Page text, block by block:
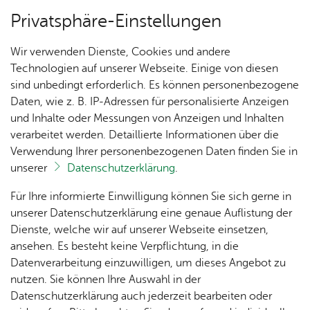
Über­sicht Bür­ger & Stadt
Rat­
haus &
Bür­
ger­
ser­vice
Rat­
häu­ser
Nach­
rich­
ten,
Vi­de­os
& Bil­
der
Me­di­
Jobs
Stel­
len­an­
ge­bo­te
Aus­bil­
dung &
Stu­di­
Bauen
& Um­
welt
Geo­
da­ten
Ge­
sund­
heit &
kum
Wirt­schaft & Mo­bi­li­tät
Vor­le­sen
Be­woh­ner­par­ken
Es gibt mehrere Bewohnerparkgebiete mit
Anwohnerparkplätzen in Friedrichshafen, in
denen mit Bewohnerparkausweis das Parken zu
gewissen Zeiten oder in Einzelfällen erlaubt ist.
Der Bewohnerparkausweis garantiert zwar
keinen festen Stellplatz, soll aber einen Stellplatz
Privatsphäre-Einstellungen
Wir verwenden Dienste, Cookies und andere
Technologien auf unserer Webseite. Einige von diesen
sind unbedingt erforderlich. Es können personenbezogene
Daten, wie z. B. IP-Adressen für personalisierte Anzeigen
und Inhalte oder Messungen von Anzeigen und Inhalten
verarbeitet werden. Detaillierte Informationen über die
Verwendung Ihrer personenbezogenen Daten finden Sie in
unserer
Datenschutzerklärung.
Für Ihre informierte Einwilligung können Sie sich gerne in
unserer Datenschutzerklärung eine genaue Auflistung der
Dienste, welche wir auf unserer Webseite einsetzen,
ansehen. Es besteht keine Verpflichtung, in die
Datenverarbeitung einzuwilligen, um dieses Angebot zu
nutzen. Sie können Ihre Auswahl in der
Datenschutzerklärung auch jederzeit bearbeiten oder